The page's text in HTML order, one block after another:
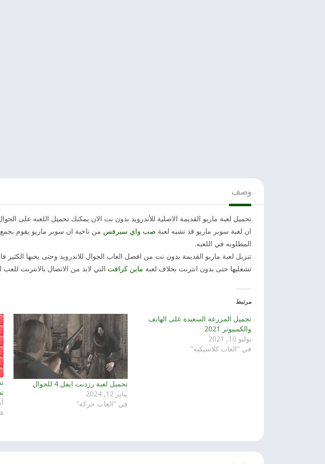
وصف
تحميل لعبة ماريو القديمة الاصلية للأندرويد بدون نت الان يمكنك تحميل اللعبه على
ان لعبة سوبر ماريو قد تشبه لعبة صب واي سيرفس من ناحية ان سوبر ماريو يقوم بجمع
المطلوبه في اللعبه.
تنزيل لعبة ماريو القديمة بدون نت من افضل العاب الجوال للاندرويد وحتى يحبها الكثير
تشغليها حتى بدون انترنت بخلاف لعبة ماين كرافت التي لابد من الاتصال بالانترنت للعب
مرتبط
تحميل المزرعة السعيدة على الهاتف
والكمبيوتر 2021
يوليو 10, 2021
في "العاب كلاسيكيه"
تحميل لعبة رزدنت ايفل 4 للجوال
يناير 12, 2024
في "العاب حركة"